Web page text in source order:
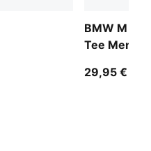
BMW M
Tee Men
29,95 €